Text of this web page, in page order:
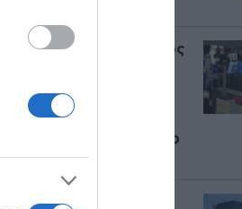
Συνελήφθη 71χρονος
“Ελ. Βενιζέλος” –
Κατηγορείται για
βιασμό ανηλίκου στο
Περού
Συναγερμός στο